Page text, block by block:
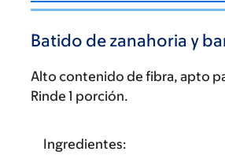
Batido de zanahoria y
Alto contenido de fibra, apto
Rinde 1 porción.
Ingredientes: